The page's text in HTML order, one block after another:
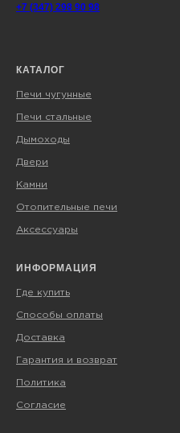
+7 (347) 298 90 98
КАТАЛОГ
Печи чугунные
Печи стальные
Дымоходы
Двери
Камни
Отопительные печи
Аксессуары
ИНФОРМАЦИЯ
Где купить
Способы оплаты
Доставка
Гарантия и возврат
Политика
Согласие